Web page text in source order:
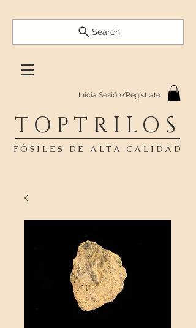
Search
Inicia Sesión/Regístrate
TOPTRILOS
FÓSILES DE ALTA CALIDAD